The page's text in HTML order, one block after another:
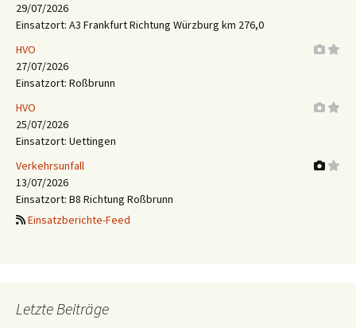
29/07/2026
Einsatzort: A3 Frankfurt Richtung Würzburg km 276,0
HVO
27/07/2026
Einsatzort: Roßbrunn
HVO
25/07/2026
Einsatzort: Uettingen
Verkehrsunfall
13/07/2026
Einsatzort: B8 Richtung Roßbrunn
Einsatzberichte-Feed
Letzte Beiträge